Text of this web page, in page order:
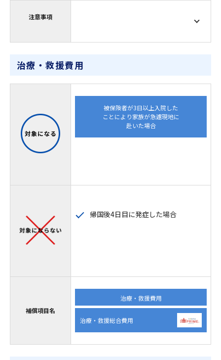
注意事項
治療・救援費用
被保険者が3日以上入院した
ことにより家族が急遽現地に
赴いた場合
帰国後4日目に発症した場合
補償項目名
治療・救援費用
治療・救援総合費用